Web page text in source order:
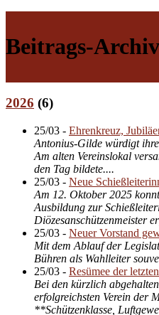
Beitrags-Archiv
2026 (6)
25/03 - Ehrenkreuz,
Antonius-Gilde würdigt
Am alten Vereinslokal
den Tag bildete....
25/03 - Neue
Am 12. Oktober 2025
Ausbildung zur
Diözesanschützenmeister
25/03 - Neuer Vorstand
Mit dem Ablauf der
Bühren als Wahlleiter
25/03 - Resümee der
Bei den kürzlich
erfolgreichsten Verein der
**Schützenklasse,